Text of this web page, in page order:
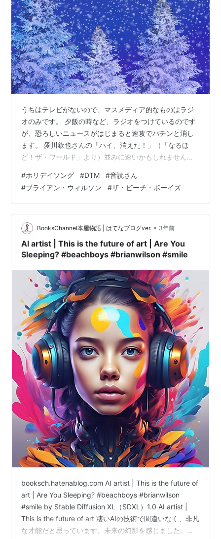
うちはテレビがないので、マスメディア的なものはラジ
オのみです。 夕飯の時など、ラジオをつけているのです
が、恐ろしいニュースがはじまると速攻でパチンと消し
ます。 愛川欽也さんの「ハイ、消えた！」（「なるほ
ど！ザ・ワールド」より）並みに速いかもしれません。
なんて絶対無理です。 あれを見ながらご飯を食べられる
のかな。 学生時代の友人で、バイト先のレンタルビデオ
屋でホラーを見ながら弁当を食べてる奴がいました。 慣
れるのかな。 ネットがあるので世界中の情報を知ること
ができます。 深く理解するためには、信頼できるジャー
ナリストの本を読んだり、話を聞いた…
#ホリデイソング #DTM #音読さん
#ブライアン・ウィルソン #ザ・ビーチ・ボーイズ
BooksChannel本屋物語 | はてなブログver. • 3年前
AI artist | This is the future of art | Are You
Sleeping? #beachboys #brianwilson #smile
booksch.hatenablog.com AI artist | This is the future of
art | Are You Sleeping? #beachboys #brianwilson
#smile by Stable Diffusion XL（SDXL）1.0 AI artist |
This is the future of art 凄いAIの技術で間違いなく、非凡
な才能だと思っています。未来の幻影を感じました。